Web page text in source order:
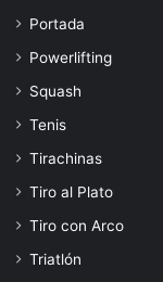
Portada
Powerlifting
Squash
Tenis
Tirachinas
Tiro al Plato
Tiro con Arco
Triatlón